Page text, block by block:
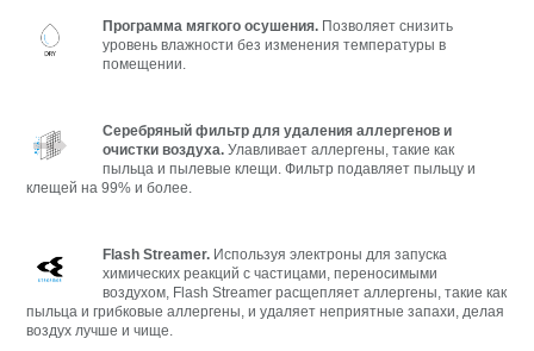
Программа мягкого осушения. Позволяет снизить
уровень влажности без изменения температуры в
помещении.
Серебряный фильтр для удаления аллергенов и
очистки воздуха.Улавливает аллергены, такие как
пыльца и пылевые клещи. Фильтр подавляет пыльцу и
клещей на 99% и более.
Flash Streamer. Используя электроны для запуска
химических реакций с частицами, переносимыми
воздухом, Flash Streamer расщепляет аллергены, такие как
пыльца и грибковые аллергены, и удаляет неприятные запахи, делая
воздух лучше и чище.